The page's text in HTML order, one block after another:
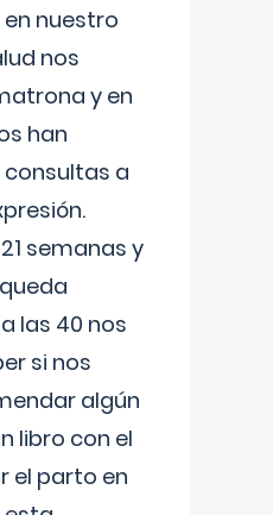
nuestro
nos
y en
han
a
semanas y
las 40 nos
si nos
algún
libro con el
el parto en